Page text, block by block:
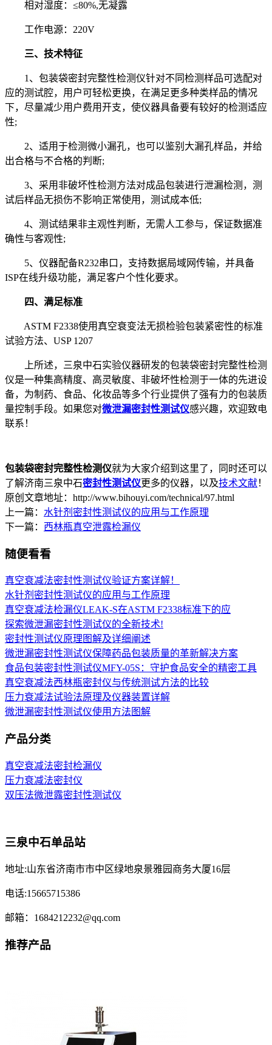
相对湿度：≤80%,无凝露
工作电源：220V
三、技术特征
1、包装袋密封完整性检测仪针对不同检测样品可选配对
应的测试腔，用户可轻松更换，在满足更多种类样品的情况
下，尽量减少用户费用开支，使仪器具备要有较好的检测适应
性;
2、适用于检测微小漏孔，也可以鉴别大漏孔样品，并给
出合格与不合格的判断;
3、采用非破坏性检测方法对成品包装进行泄漏检测，测
试后样品无损伤不影响正常使用，测试成本低;
4、测试结果非主观性判断，无需人工参与，保证数据准
确性与客观性;
5、仪器配备R232串口，支持数据局域网传输，并具备
ISP在线升级功能，满足客户个性化要求。
四、满足标准
ASTM F2338使用真空衰变法无损检验包装紧密性的标准
试验方法、USP 1207
上所述，三泉中石实验仪器研发的包装袋密封完整性检测
仪是一种集高精度、高灵敏度、非破坏性检测于一体的先进设
备，为制药、食品、化妆品等多个行业提供了强有力的包装质
量控制手段。如果您对微泄漏密封性测试仪感兴趣，欢迎致电
联系！
包装袋密封完整性检测仪就为大家介绍到这里了，同时还可以
了解济南三泉中石密封性测试仪更多的仪器，以及技术文献！
原创文章地址：http://www.bihouyi.com/technical/97.html
上一篇： 水针剂密封性测试仪的应用与工作原理
下一篇： 西林瓶真空泄露检漏仪
随便看看
真空衰减法密封性测试仪验证方案详解！
水针剂密封性测试仪的应用与工作原理
真空衰减法检漏仪LEAK-S在ASTM F2338标准下的应
探索微泄漏密封性测试仪的全新技术!
密封性测试仪原理图解及详细阐述
微泄漏密封性测试仪保障药品包装质量的革新解决方案
食品包装密封性测试仪MFY-05S：守护食品安全的精密工具
真空衰减法西林瓶密封仪与传统测试方法的比较
压力衰减法试验法原理及仪器装置详解
微泄漏密封性测试仪使用方法图解
产品分类
真空衰减法密封检漏仪
压力衰减法密封仪
双压法微泄露密封性测试仪
三泉中石单品站
地址:山东省济南市市中区绿地泉景雅园商务大厦16层
电话:15665715386
邮箱：1684212232@qq.com
推荐产品